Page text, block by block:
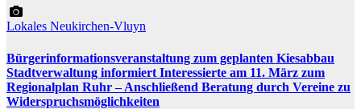
Lokales Neukirchen-Vluyn
Bürgerinformationsveranstaltung zum geplanten Kiesabbau
Stadtverwaltung informiert Interessierte am 11. März zum
Regionalplan Ruhr – Anschließend Beratung durch Vereine zu
Widerspruchsmöglichkeiten